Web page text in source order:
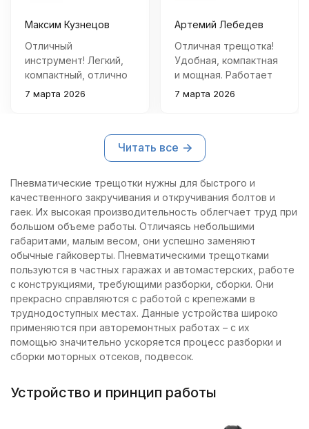
Максим Кузнецов
Отличный
инструмент! Легкий,
компактный, отлично
справляется со своей
местах. Покупкой
7 марта 2026
Артемий Лебедев
Отличная трещотка!
Удобная, компактная
и мощная. Работает
плавно, держит
7 марта 2026
Читать все
Пневматические трещотки нужны для быстрого и
качественного закручивания и откручивания болтов и
гаек. Их высокая производительность облегчает труд при
большом объеме работы. Отличаясь небольшими
габаритами, малым весом, они успешно заменяют
обычные гайковерты. Пневматическими трещотками
пользуются в частных гаражах и автомастерских, работе
с конструкциями, требующими разборки, сборки. Они
прекрасно справляются с работой с крепежами в
труднодоступных местах. Данные устройства широко
применяются при авторемонтных работах – с их
помощью значительно ускоряется процесс разборки и
сборки моторных отсеков, подвесок.
Устройство и принцип работы